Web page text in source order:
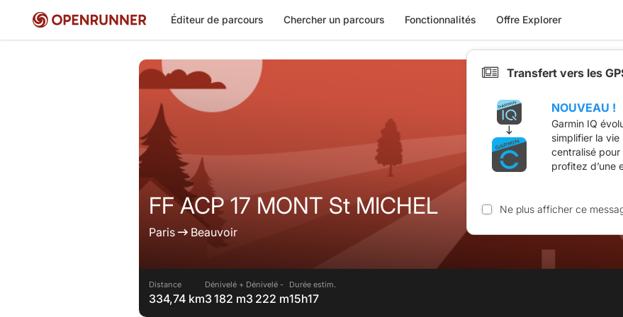
Éditeur de parcours Chercher un parcours Fonctionnalités Offre Explorer
FF ACP 17 MONT St MICHEL
Paris Beauvoir
Distance
334,74 km
Dénivelé +
3 182 m
Dénivelé -
3 222 m
Durée estim.
15h17
Transfert vers les
NOUVEAU !
Garmin IQ
simplifier la
centralisé pour
profitez d’une
Ne plus afficher ce